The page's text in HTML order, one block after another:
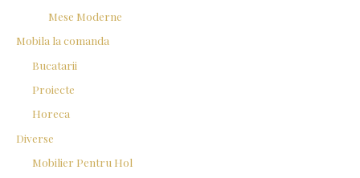
Mese Moderne
Mobila la comanda
Bucatarii
Proiecte
Horeca
Diverse
Mobilier Pentru Hol